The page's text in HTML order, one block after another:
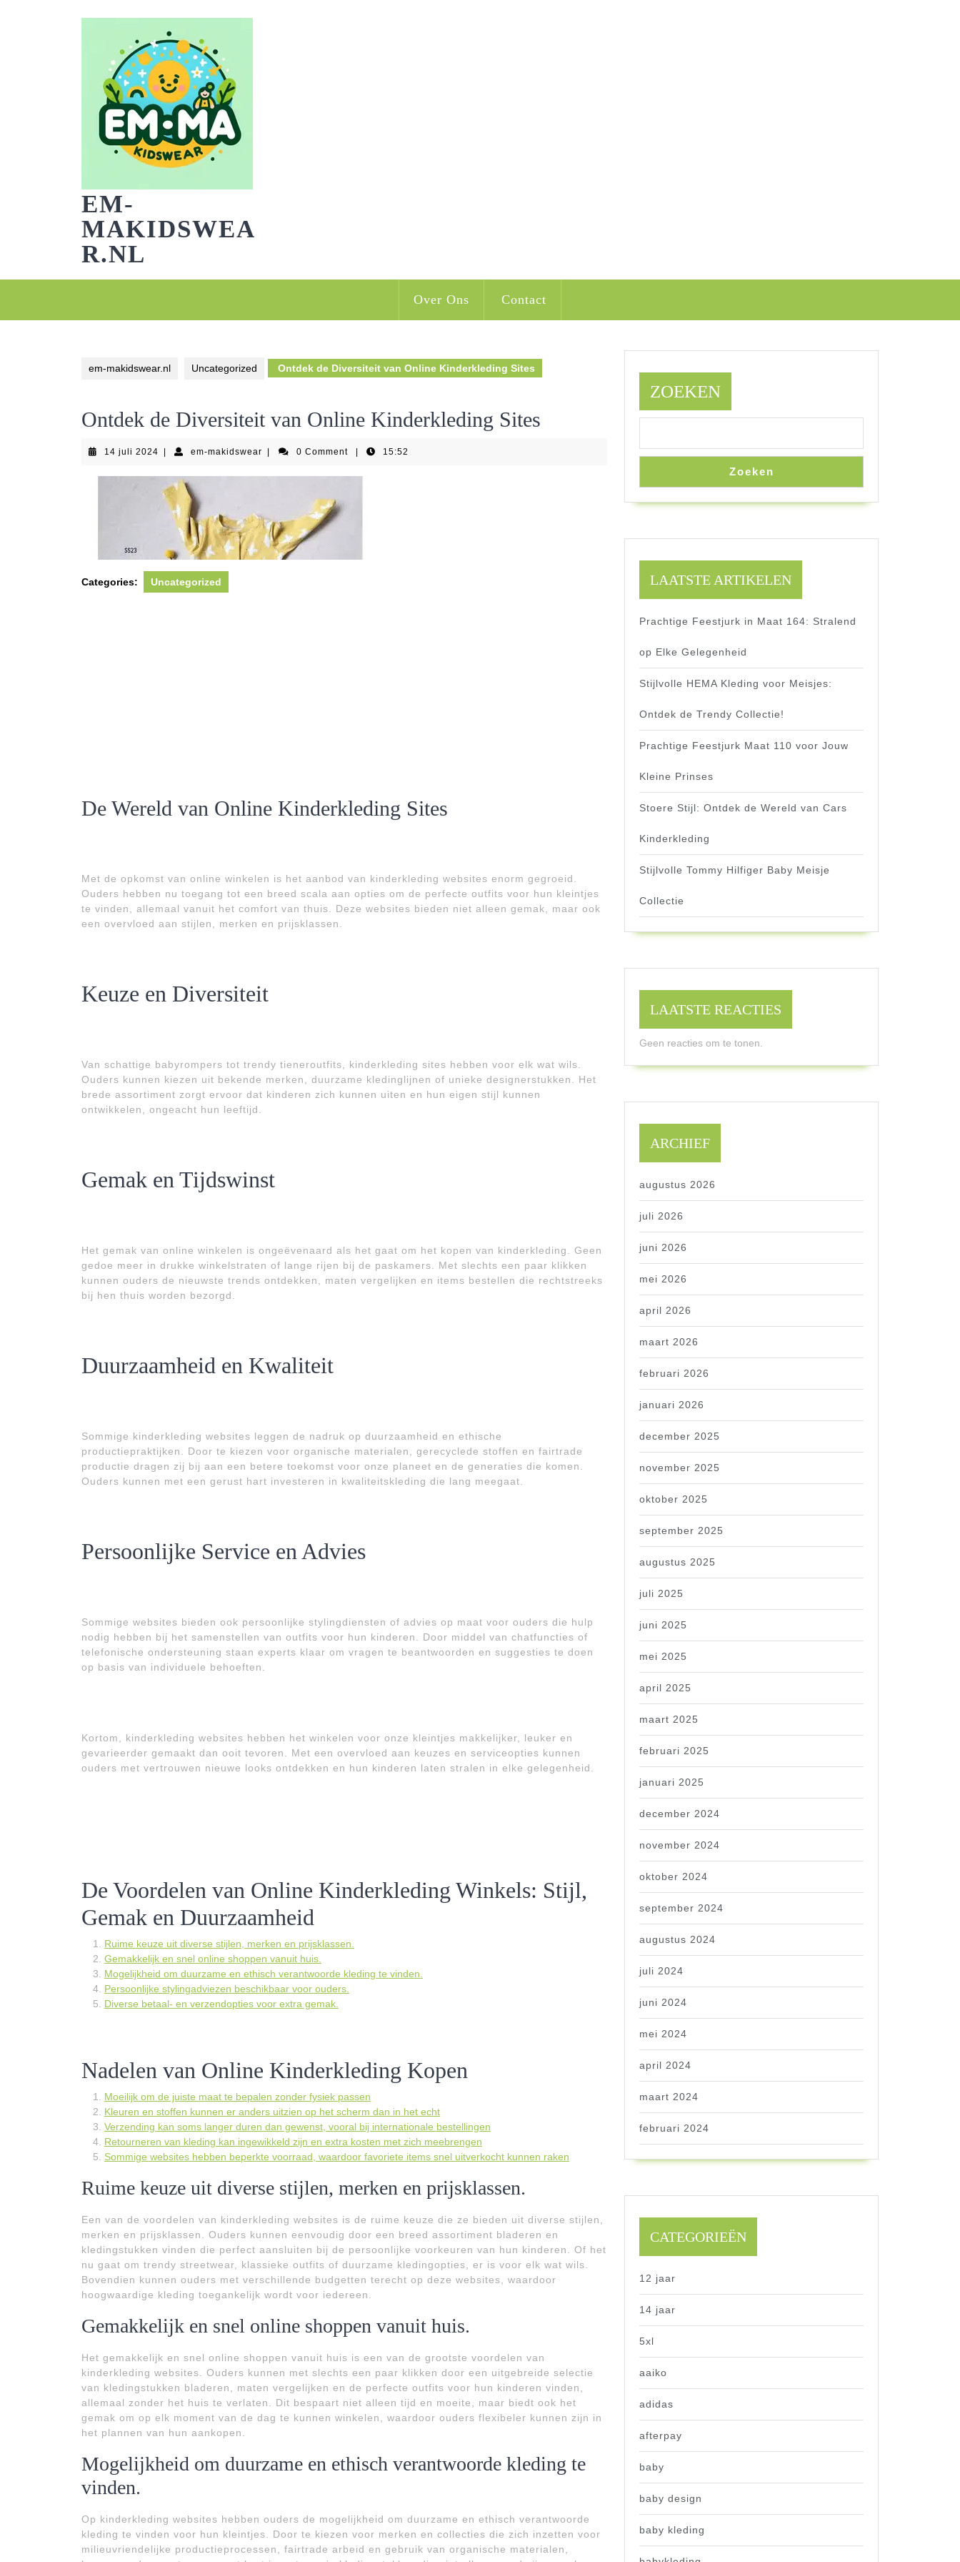
EM-
MAKIDSWEA
R.NL
Over Ons Contact
em-makidswear.nl Uncategorized Ontdek de Diversiteit van Online Kinderkleding Sites
Ontdek de Diversiteit van Online Kinderkleding Sites
14 juli 2024 14
2024
em-makidswear em-
0 Comment 15:52
Categories: Uncategorized
De Wereld van Online Kinderkleding Sites
Met de opkomst van online winkelen is het aanbod van kinderkleding websites enorm gegroeid.
Ouders hebben nu toegang tot een breed scala aan opties om de perfecte outfits voor hun kleintjes
te vinden, allemaal vanuit het comfort van thuis. Deze websites bieden niet alleen gemak, maar ook
een overvloed aan stijlen, merken en prijsklassen.
Keuze en Diversiteit
Van schattige babyrompers tot trendy tieneroutfits, kinderkleding sites hebben voor elk wat wils.
Ouders kunnen kiezen uit bekende merken, duurzame kledinglijnen of unieke designerstukken. Het
brede assortiment zorgt ervoor dat kinderen zich kunnen uiten en hun eigen stijl kunnen
ontwikkelen, ongeacht hun leeftijd.
Gemak en Tijdswinst
Het gemak van online winkelen is ongeëvenaard als het gaat om het kopen van kinderkleding. Geen
gedoe meer in drukke winkelstraten of lange rijen bij de paskamers. Met slechts een paar klikken
kunnen ouders de nieuwste trends ontdekken, maten vergelijken en items bestellen die rechtstreeks
bij hen thuis worden bezorgd.
Duurzaamheid en Kwaliteit
Sommige kinderkleding websites leggen de nadruk op duurzaamheid en ethische
productiepraktijken. Door te kiezen voor organische materialen, gerecyclede stoffen en fairtrade
productie dragen zij bij aan een betere toekomst voor onze planeet en de generaties die komen.
Ouders kunnen met een gerust hart investeren in kwaliteitskleding die lang meegaat.
Persoonlijke Service en Advies
Sommige websites bieden ook persoonlijke stylingdiensten of advies op maat voor ouders die hulp
nodig hebben bij het samenstellen van outfits voor hun kinderen. Door middel van chatfuncties of
telefonische ondersteuning staan experts klaar om vragen te beantwoorden en suggesties te doen
op basis van individuele behoeften.
Kortom, kinderkleding websites hebben het winkelen voor onze kleintjes makkelijker, leuker en
gevarieerder gemaakt dan ooit tevoren. Met een overvloed aan keuzes en serviceopties kunnen
ouders met vertrouwen nieuwe looks ontdekken en hun kinderen laten stralen in elke gelegenheid.
De Voordelen van Online Kinderkleding Winkels: Stijl,
Gemak en Duurzaamheid
Ruime keuze uit diverse stijlen, merken en prijsklassen.
Gemakkelijk en snel online shoppen vanuit huis.
Mogelijkheid om duurzame en ethisch verantwoorde kleding te vinden.
Persoonlijke stylingadviezen beschikbaar voor ouders.
Diverse betaal- en verzendopties voor extra gemak.
Nadelen van Online Kinderkleding Kopen
Moeilijk om de juiste maat te bepalen zonder fysiek passen
Kleuren en stoffen kunnen er anders uitzien op het scherm dan in het echt
Verzending kan soms langer duren dan gewenst, vooral bij internationale bestellingen
Retourneren van kleding kan ingewikkeld zijn en extra kosten met zich meebrengen
Sommige websites hebben beperkte voorraad, waardoor favoriete items snel uitverkocht kunnen raken
Ruime keuze uit diverse stijlen, merken en prijsklassen.
Een van de voordelen van kinderkleding websites is de ruime keuze die ze bieden uit diverse stijlen,
merken en prijsklassen. Ouders kunnen eenvoudig door een breed assortiment bladeren en
kledingstukken vinden die perfect aansluiten bij de persoonlijke voorkeuren van hun kinderen. Of het
nu gaat om trendy streetwear, klassieke outfits of duurzame kledingopties, er is voor elk wat wils.
Bovendien kunnen ouders met verschillende budgetten terecht op deze websites, waardoor
hoogwaardige kleding toegankelijk wordt voor iedereen.
Gemakkelijk en snel online shoppen vanuit huis.
Het gemakkelijk en snel online shoppen vanuit huis is een van de grootste voordelen van
kinderkleding websites. Ouders kunnen met slechts een paar klikken door een uitgebreide selectie
van kledingstukken bladeren, maten vergelijken en de perfecte outfits voor hun kinderen vinden,
allemaal zonder het huis te verlaten. Dit bespaart niet alleen tijd en moeite, maar biedt ook het
gemak om op elk moment van de dag te kunnen winkelen, waardoor ouders flexibeler kunnen zijn in
het plannen van hun aankopen.
Mogelijkheid om duurzame en ethisch verantwoorde kleding te
vinden.
Op kinderkleding websites hebben ouders de mogelijkheid om duurzame en ethisch verantwoorde
kleding te vinden voor hun kleintjes. Door te kiezen voor merken en collecties die zich inzetten voor
milieuvriendelijke productieprocessen, fairtrade arbeid en gebruik van organische materialen,
ZOEKEN
Zoeken
LAATSTE ARTIKELEN
Prachtige Feestjurk in Maat 164: Stralend
op Elke Gelegenheid
Stijlvolle HEMA Kleding voor Meisjes:
Ontdek de Trendy Collectie!
Prachtige Feestjurk Maat 110 voor Jouw
Kleine Prinses
Stoere Stijl: Ontdek de Wereld van Cars
Kinderkleding
Stijlvolle Tommy Hilfiger Baby Meisje
Collectie
LAATSTE REACTIES
Geen reacties om te tonen.
ARCHIEF
augustus 2026
juli 2026
juni 2026
mei 2026
april 2026
maart 2026
februari 2026
januari 2026
december 2025
november 2025
oktober 2025
september 2025
augustus 2025
juli 2025
juni 2025
mei 2025
april 2025
maart 2025
februari 2025
januari 2025
december 2024
november 2024
oktober 2024
september 2024
augustus 2024
juli 2024
juni 2024
mei 2024
april 2024
maart 2024
februari 2024
CATEGORIEËN
12 jaar
14 jaar
5xl
aaiko
adidas
afterpay
baby
baby design
baby kleding